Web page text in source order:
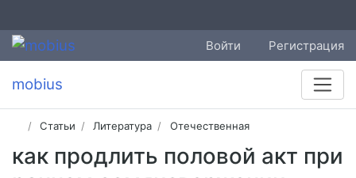
Войти Регистрация
mobius
Статьи Литература Отечественная
как продлить половой акт при